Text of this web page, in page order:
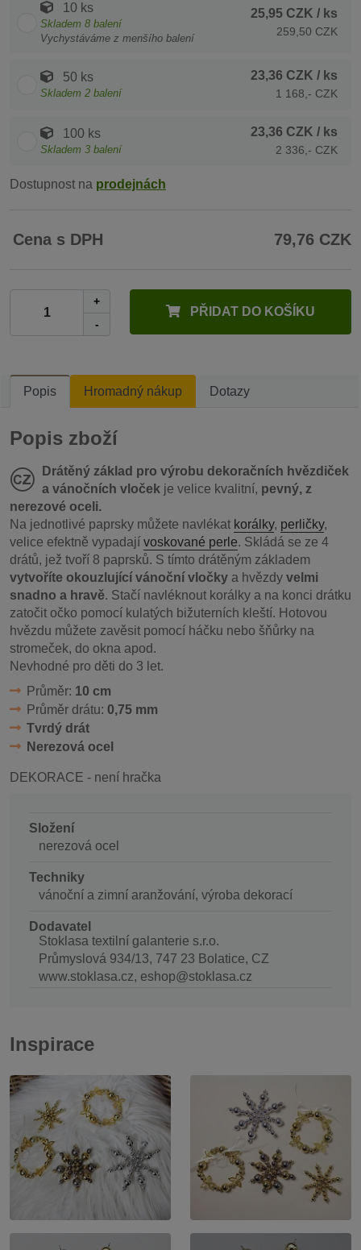
10 ks
Skladem 8 balení
Vychystáváme z menšího balení
25,95 CZK / ks
259,50 CZK
50 ks
Skladem 2 balení
23,36 CZK / ks
1 168,- CZK
100 ks
Skladem 3 balení
23,36 CZK / ks
2 336,- CZK
Dostupnost na prodejnách
Cena s DPH 79,76 CZK
+
-
PŘIDAT DO KOŠÍKU
Popis Hromadný nákup Dotazy
Popis zboží
Drátěný základ pro výrobu dekoračních hvězdiček
a vánočních vloček je velice kvalitní, pevný, z
nerezové oceli.
Na jednotlivé paprsky můžete navlékat korálky, perličky,
velice efektně vypadají voskované perle. Skládá se ze 4
drátů, jež tvoří 8 paprsků. S tímto drátěným základem
vytvoříte okouzlující vánoční vločky a hvězdy velmi
snadno a hravě. Stačí navléknout korálky a na konci drátku
zatočit očko pomocí kulatých bižuterních kleští. Hotovou
hvězdu můžete zavěsit pomocí háčku nebo šňůrky na
stromeček, do okna apod.
Nevhodné pro děti do 3 let.
Průměr: 10 cm
Průměr drátu: 0,75 mm
Tvrdý drát
Nerezová ocel
DEKORACE - není hračka
Složení
nerezová ocel
Techniky
vánoční a zimní aranžování, výroba dekorací
Dodavatel
Stoklasa textilní galanterie s.r.o.
Průmyslová 934/13, 747 23 Bolatice, CZ
www.stoklasa.cz, eshop@stoklasa.cz
Inspirace